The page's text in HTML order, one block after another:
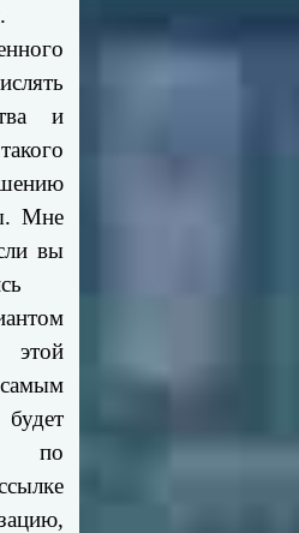
и
Мне
вы
по